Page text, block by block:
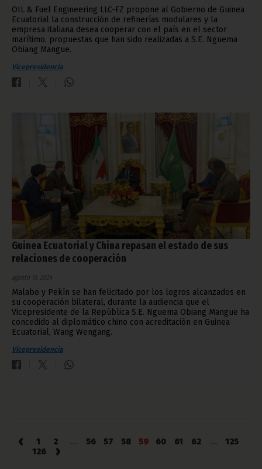
OIL & Fuel Engineering LLC-FZ propone al Gobierno de Guinea
Ecuatorial la construcción de refinerías modulares y la
empresa italiana desea cooperar con el país en el sector
marítimo, propuestas que han sido realizadas a S.E. Nguema
Obiang Mangue.
Vicepresidencia
Guinea Ecuatorial y China repasan el estado de sus
relaciones de cooperación
agosto 13, 2024
Malabo y Pekín se han felicitado por los logros alcanzados en
su cooperación bilateral, durante la audiencia que el
Vicepresidente de la República S.E. Nguema Obiang Mangue ha
concedido al diplomático chino con acreditación en Guinea
Ecuatorial, Wang Wengang.
Vicepresidencia
‹ 1 2 56 57 58 59 60 61 62
125
126
›